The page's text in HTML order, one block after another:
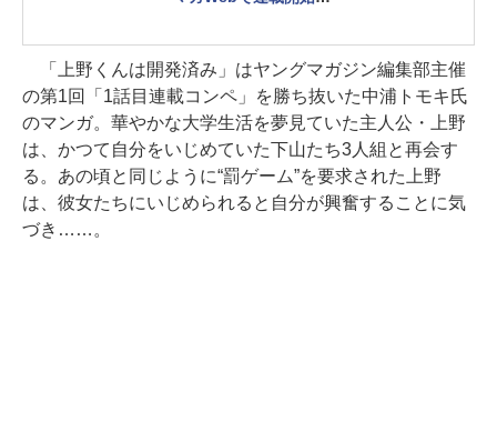
「上野くんは開発済み」はヤングマガジン編集部主催
の第1回「1話目連載コンペ」を勝ち抜いた中浦トモキ氏
のマンガ。華やかな大学生活を夢見ていた主人公・上野
は、かつて自分をいじめていた下山たち3人組と再会す
る。あの頃と同じように“罰ゲーム”を要求された上野
は、彼女たちにいじめられると自分が興奮することに気
づき……。